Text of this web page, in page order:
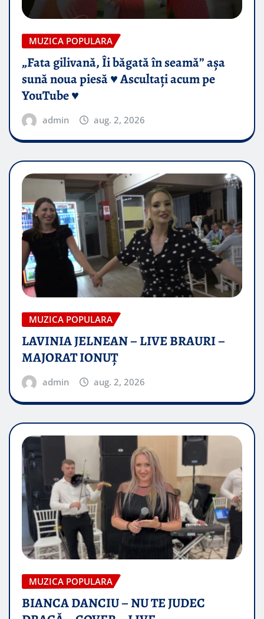
MUZICA POPULARA
„Fata gilivană, Îi băgată în seamă” așa
sună noua piesă ♥️ Ascultați acum pe
YouTube ♥️
admin aug. 2, 2026
MUZICA POPULARA
LAVINIA JELNEAN – LIVE BRAURI –
MAJORAT IONUŢ
admin aug. 2, 2026
MUZICA POPULARA
BIANCA DANCIU – NU TE JUDEC